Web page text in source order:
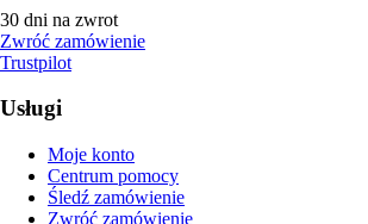
30 dni na zwrot
Zwróć zamówienie
Trustpilot
Usługi
Moje konto
Centrum pomocy
Śledź zamówienie
Zwróć zamówienie